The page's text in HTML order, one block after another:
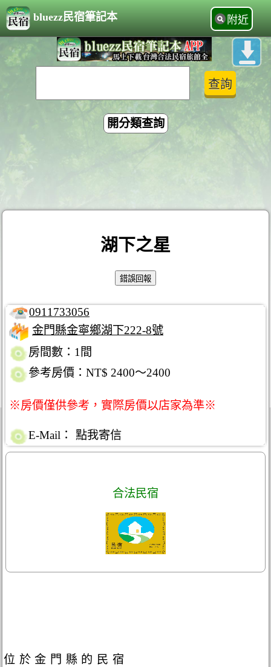
bluezz民宿筆記本 附近
開分類查詢
湖下之星
0911733056
金門縣金寧鄉湖下222-8號
房間數：1間
參考房價：NT$ 2400～2400
※房價僅供參考，實際房價以店家為準※
E-Mail： 點我寄信
合法民宿
位於金門縣的民宿